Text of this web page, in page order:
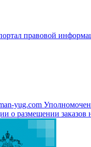
правовой
yug.com
о размещении заказов